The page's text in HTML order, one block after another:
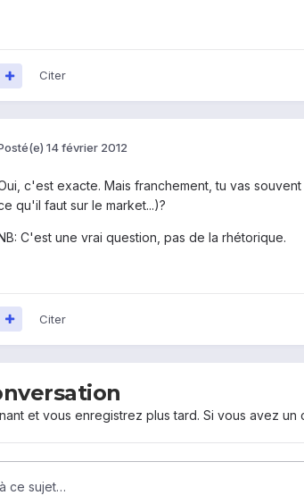
Citer
14 février 2012
c'est exacte. Mais franchement, tu vas
qu'il faut sur le market...)?
NB: C'est une vrai question, pas de la rhétorique.
Citer
et vous enregistrez plus tard. Si vous avez un
ce sujet…